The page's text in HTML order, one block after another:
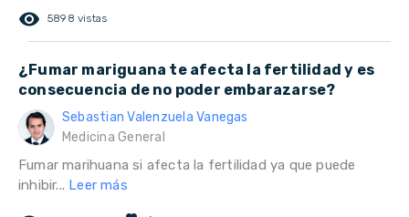
remove_red_eye 5898 vistas
¿Fumar mariguana te afecta la fertilidad y es
consecuencia de no poder embarazarse?
Sebastian Valenzuela Vanegas
Medicina General
Fumar marihuana si afecta la fertilidad ya que puede
inhibir... Leer más